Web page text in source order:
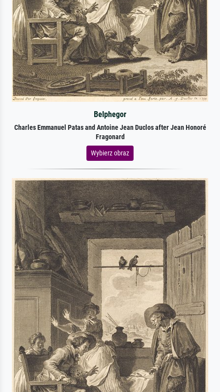
Belphegor
Charles Emmanuel Patas and Antoine Jean Duclos after Jean Honoré
Fragonard
Wybierz obraz